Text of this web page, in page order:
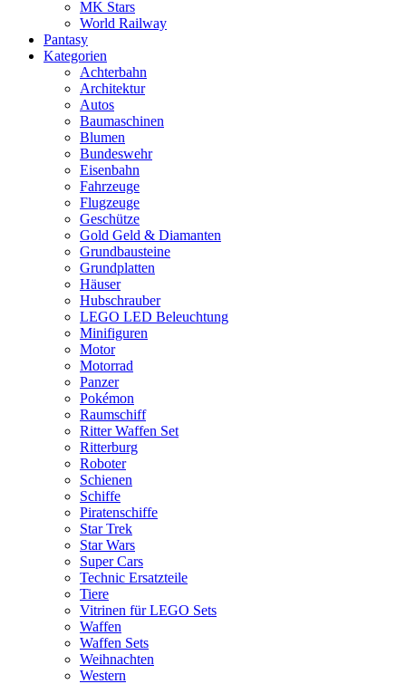
MK Stars
World Railway
Pantasy
Kategorien
Achterbahn
Architektur
Autos
Baumaschinen
Blumen
Bundeswehr
Eisenbahn
Fahrzeuge
Flugzeuge
Geschütze
Gold Geld & Diamanten
Grundbausteine
Grundplatten
Häuser
Hubschrauber
LEGO LED Beleuchtung
Minifiguren
Motor
Motorrad
Panzer
Pokémon
Raumschiff
Ritter Waffen Set
Ritterburg
Roboter
Schienen
Schiffe
Piratenschiffe
Star Trek
Star Wars
Super Cars
Technic Ersatzteile
Tiere
Vitrinen für LEGO Sets
Waffen
Waffen Sets
Weihnachten
Western